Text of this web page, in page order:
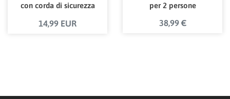
con corda di sicurezza
14,99 EUR
per 2 persone
38,99 €